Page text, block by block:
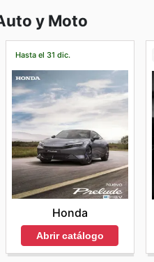
y Moto
Hasta el 31 dic.
Honda
Abrir catálogo